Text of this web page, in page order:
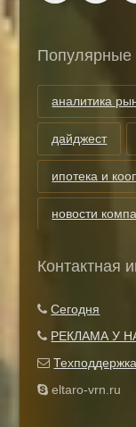
Популярные
аналитика
дайджест
ипотека и
новости
Контактная
Сегодня
РЕКЛАМА У
Техподдержка
eltaro-vrn.ru